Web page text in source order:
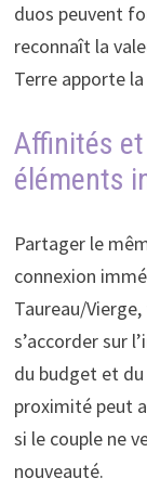
duos peuvent
reconnaît la
Terre apporte
Affinités
éléments
Partager le
connexion
Taureau/
s’accorder sur
du budget et
proximité peut
si le couple ne
nouveauté.